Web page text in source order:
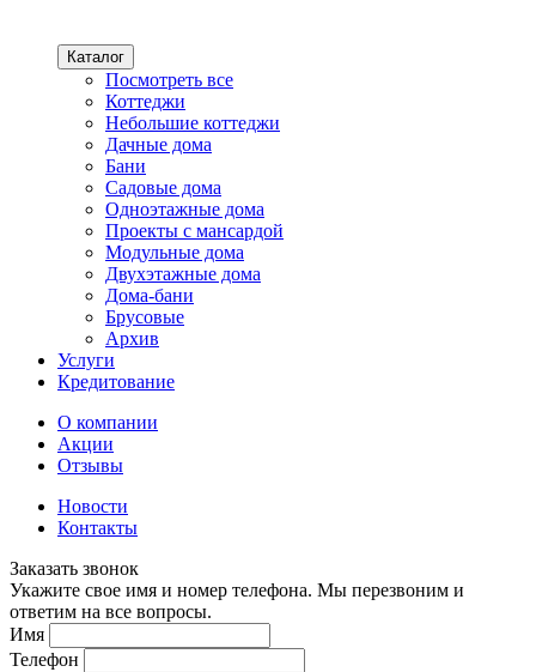
Каталог
Посмотреть все
Коттеджи
Небольшие коттеджи
Дачные дома
Бани
Садовые дома
Одноэтажные дома
Проекты с мансардой
Модульные дома
Двухэтажные дома
Дома-бани
Брусовые
Архив
Услуги
Кредитование
О компании
Акции
Отзывы
Новости
Контакты
Заказать звонок
Укажите свое имя и номер телефона. Мы перезвоним и
ответим на все вопросы.
Имя
Телефон